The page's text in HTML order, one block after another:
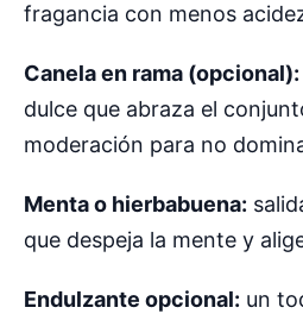
fragancia con menos
Canela en rama (opcional):
dulce que abraza el
moderación para no
Menta o hierbabuena:
que despeja la mente y
Endulzante opcional: un